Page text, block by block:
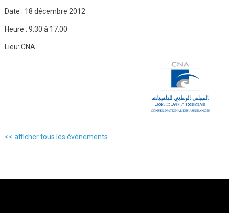
Date : 18 décembre 2012
Heure : 9:30 à 17:00
Lieu: CNA
<< afficher tous les événements